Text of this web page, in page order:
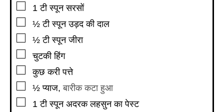
▢
1 टी स्पून सरसों
▢
½ टी स्पून उड़द की दाल
▢
½ टी स्पून जीरा
▢
चुटकी हिंग
▢
कुछ करी पत्ते
▢
½ प्याज,बारीक कटा हुआ
▢
1 टी स्पून अदरक लहसुन का पेस्ट